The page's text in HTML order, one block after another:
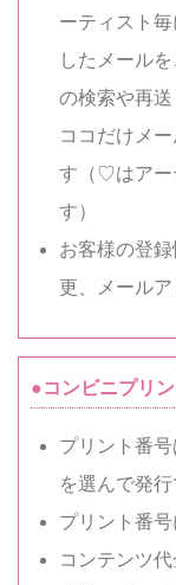
ーティスト
したメール
の検索や再送
ココだけメ
す（♡はアー
す）
お客様の登
更、メール
●コンビニプリ
プリント番
を選んで発行
プリント番号
コンテンツ